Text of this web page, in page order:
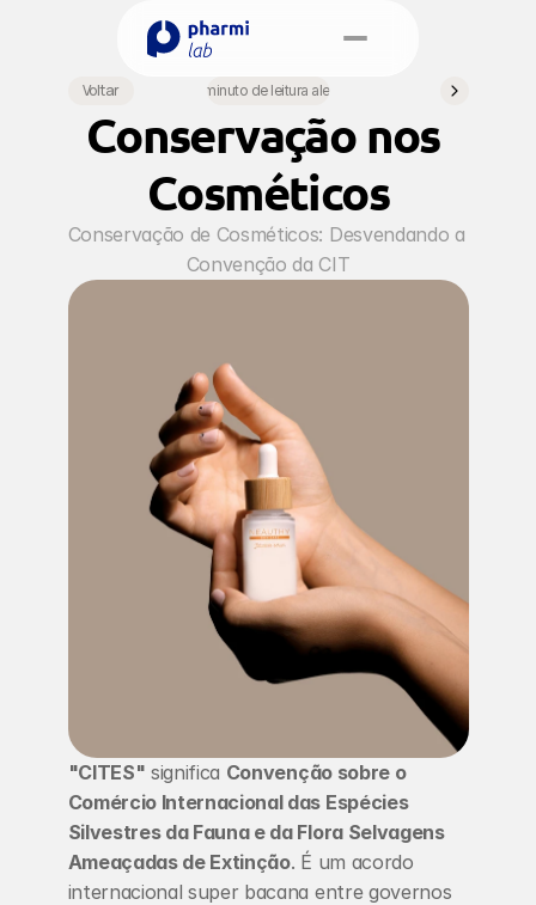
Select Language
Portuguese (Brazil)
Agendamento
Voltar 1 minuto de leitura alegre
Conservação nos
Cosméticos
Conservação de Cosméticos: Desvendando a
Convenção da CIT
"CITES" significa Convenção sobre o
Comércio Internacional das Espécies
Silvestres da Fauna e da Flora Selvagens
Ameaçadas de Extinção. É um acordo
internacional super bacana entre governos